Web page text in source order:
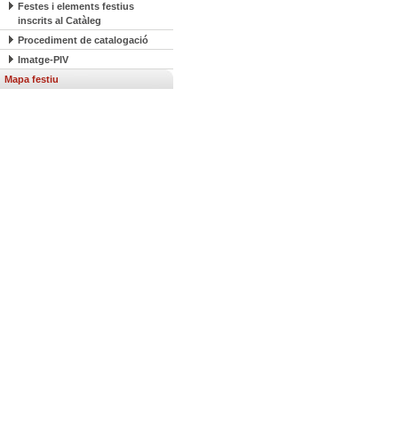
Festes i elements festius
inscrits al Catàleg
Procediment de catalogació
Imatge-PIV
Mapa festiu